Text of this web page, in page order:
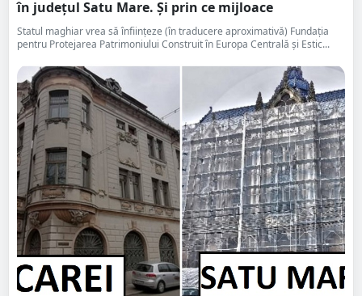
în județul Satu Mare. Și prin ce mijloace
Statul maghiar vrea să înființeze (în traducere aproximativă) Fundația
pentru Protejarea Patrimoniului Construit în Europa Centrală și Estic...